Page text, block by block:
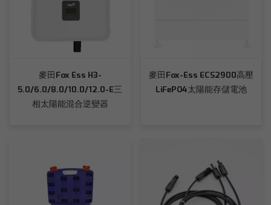
麥田Fox Ess H3-
5.0/6.0/8.0/10.0/12.0-E三
相太陽能混合逆變器
麥田Fox-Ess ECS2900高壓
LiFePO4太陽能存儲電池